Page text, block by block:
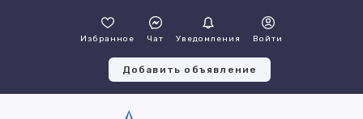
Избранное Чат Уведомления Войти
Добавить объявление